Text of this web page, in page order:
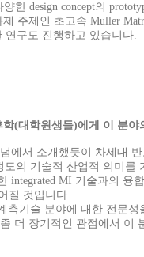
한 design concept의
주제인 초고속 Muller
연구도 진행하고 있습니다.
(대학원생들)에게 이 분
에서 소개했듯이 차세대
의 기술적 산업적 의미를
integrated MI 기술과의
질 것입니다.
측기술 분야에 대한 전문
더 장기적인 관점에서